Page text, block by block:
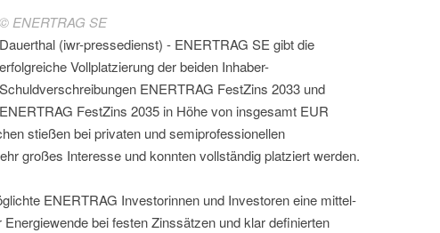
© ENERTRAG SE
Dauerthal (iwr-pressedienst) - ENERTRAG SE gibt die
erfolgreiche Vollplatzierung der beiden Inhaber-
Schuldverschreibungen ENERTRAG FestZins 2033 und
ENERTRAG FestZins 2035 in Höhe von insgesamt EUR
stießen bei privaten und semiprofessionellen
großes Interesse und konnten vollständig platziert werden.
ENERTRAG Investorinnen und Investoren eine mittel-
bei festen Zinssätzen und klar definierten